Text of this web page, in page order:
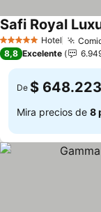
5 Estrellas Hotel
Safi Royal
8,8 Excelente
De $ 648.223
Mira precios de 8